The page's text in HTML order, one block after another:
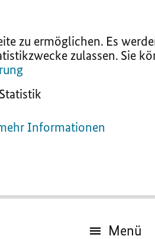
zu ermöglichen. Es
zulassen. Sie
Statistik
Informationen
Menü